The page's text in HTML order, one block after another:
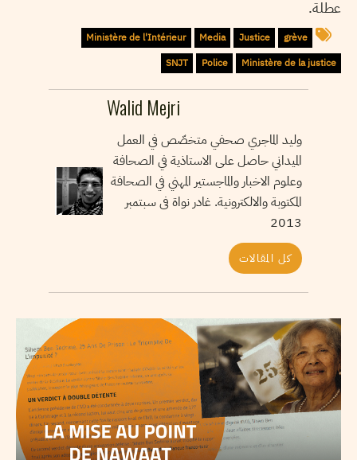
عطلة.
grève
Justice
Media
Ministère de l'Intérieur
Ministère de la justice
Police
SNJT
Walid Mejri
وليد الماجري صحفي متخصّص في العمل
الميداني حاصل على الاستاذية في الصحافة
وعلوم الاخبار والماجستير المهني في الصحافة
المكتوبة والالكترونية. غادر نواة فى سبتمبر
2013
كل المقالات